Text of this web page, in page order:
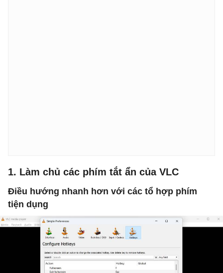
1. Làm chủ các phím tắt ẩn của VLC
Điều hướng nhanh hơn với các tổ hợp phím
tiện dụng